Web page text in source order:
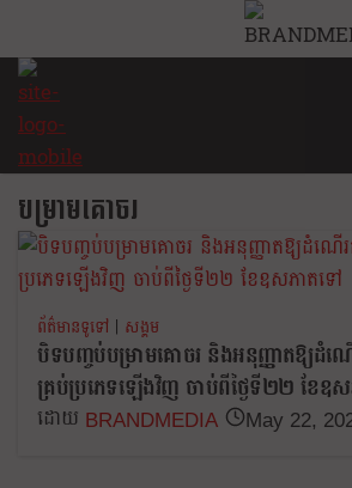
to
content
បម្រាមគោចរ
ព័ត៌មានទូទៅ | សង្គម
បិទបញ្ចប់បម្រាមគោចរ និងអនុញ្ញាតឱ្យដំណើ
គ្រប់ប្រភេទឡើងវិញ ចាប់ពីថ្ងៃទី២២ ខែឧ
BRANDMEDIA May 22,